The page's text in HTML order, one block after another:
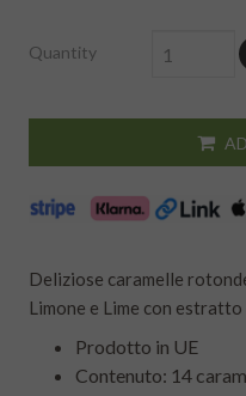
Quantity
Deliziose caramelle
Limone e Lime con estratto
Prodotto in UE
Contenuto: 14